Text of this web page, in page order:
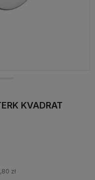
KVADRAT
zł